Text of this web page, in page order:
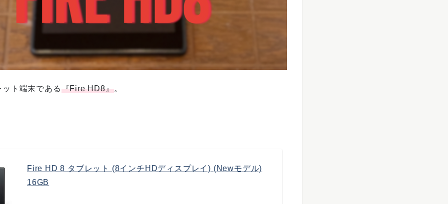
ト端末である『Fire HD8』。
Fire HD 8 タブレット (8インチHDディスプレイ) (Newモデル)
16GB